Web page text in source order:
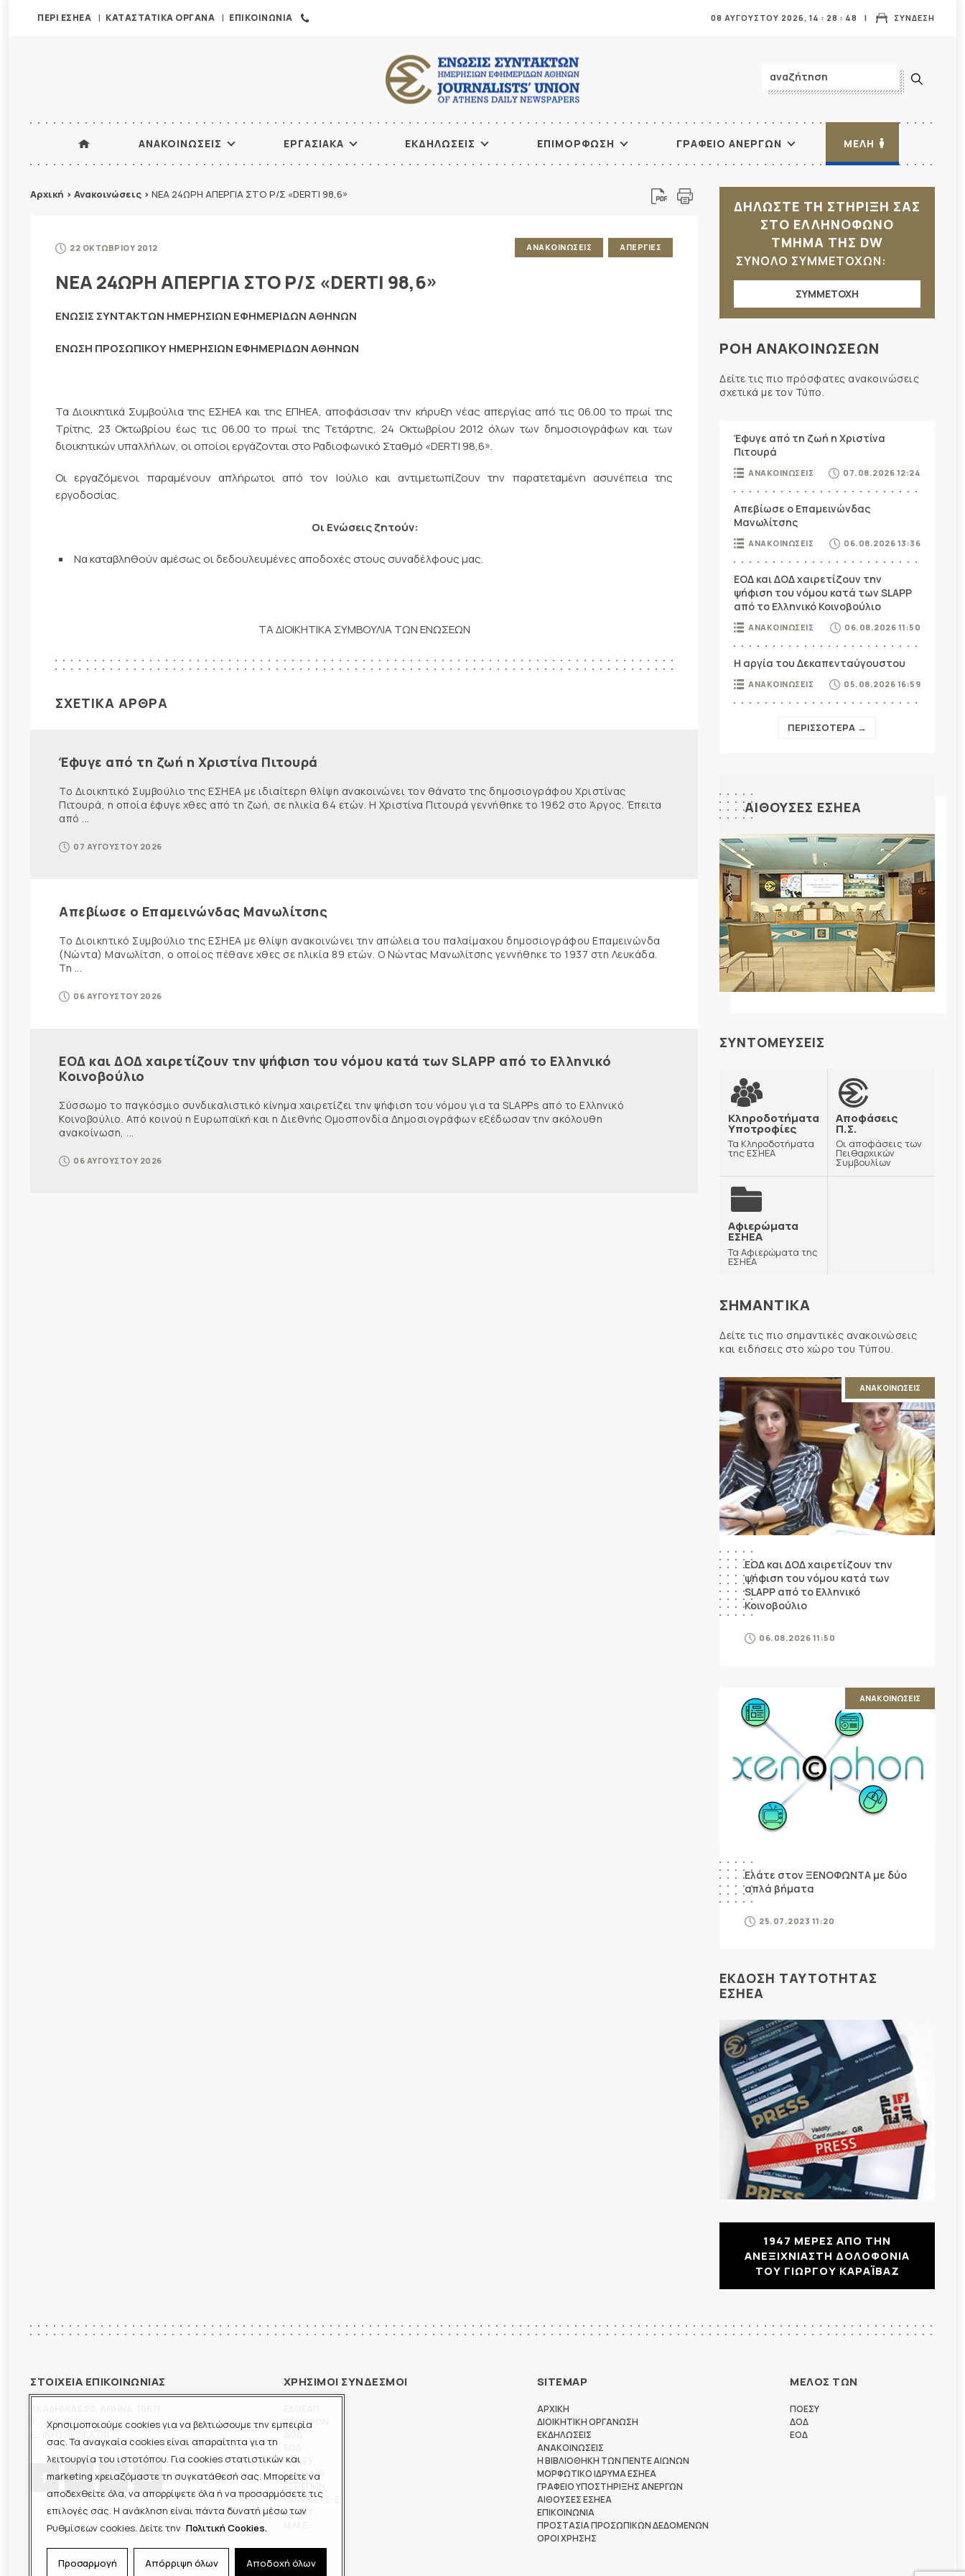
Χρησιμοποιούμε cookies για να βελτιώσουμε την εμπειρία
σας. Τα αναγκαία cookies είναι απαραίτητα για τη
λειτουργία του ιστοτόπου. Για cookies στατιστικών και
marketing χρειαζόμαστε τη συγκατάθεσή σας. Μπορείτε να
αποδεχθείτε όλα, να απορρίψετε όλα ή να προσαρμόσετε τις
επιλογές σας. Η ανάκληση είναι πάντα δυνατή μέσω των
Ρυθμίσεων cookies. Δείτε την Πολιτική Cookies.
Προσαρμογή Απόρριψη όλων Αποδοχή όλων
ΠΕΡΙ ΕΣΗΕΑ ΚΑΤΑΣΤΑΤΙΚΑ ΟΡΓΑΝΑ ΕΠΙΚΟΙΝΩΝΙΑ ΣΥΝΔΕΣΗ
08 ΑΥΓΟΥΣΤΟΥ 2026, 14 : 28 : 49
ΑΝΑΚΟΙΝΩΣΕΙΣ ΕΡΓΑΣΙΑΚΑ ΕΚΔΗΛΩΣΕΙΣ ΕΠΙΜΟΡΦΩΣΗ ΓΡΑΦΕΙΟ ΑΝΕΡΓΩΝ ΜΕΛΗ
Αρχική > Ανακοινώσεις > ΝΕΑ 24ΩΡΗ ΑΠΕΡΓΙΑ ΣΤΟ Ρ/Σ «DERTI 98,6»
22 ΟΚΤΩΒΡΙΟΥ 2012 ΑΝΑΚΟΙΝΩΣΕΙΣ ΑΠΕΡΓΙΕΣ
ΝΕΑ 24ΩΡΗ ΑΠΕΡΓΙΑ ΣΤΟ Ρ/Σ «DERTI 98,6»
ΕΝΩΣΙΣ ΣΥΝΤΑΚΤΩΝ ΗΜΕΡΗΣΙΩΝ ΕΦΗΜΕΡΙΔΩΝ ΑΘΗΝΩΝ
ΕΝΩΣΗ ΠΡΟΣΩΠΙΚΟΥ ΗΜΕΡΗΣΙΩΝ ΕΦΗΜΕΡΙΔΩΝ ΑΘΗΝΩΝ
Τα Διοικητικά Συμβούλια της ΕΣΗΕΑ και της ΕΠΗΕΑ, αποφάσισαν την κήρυξη νέας απεργίας από τις 06.00 το πρωί της
Τρίτης, 23 Οκτωβρίου έως τις 06.00 το πρωί της Τετάρτης, 24 Οκτωβρίου 2012 όλων των δημοσιογράφων και των
διοικητικών υπαλλήλων, οι οποίοι εργάζονται στο Ραδιοφωνικό Σταθμό «DERTI 98,6».
Οι εργαζόμενοι παραμένουν απλήρωτοι από τον Ιούλιο και αντιμετωπίζουν την παρατεταμένη ασυνέπεια της
εργοδοσίας.
Οι Ενώσεις ζητούν:
Να καταβληθούν αμέσως οι δεδουλευμένες αποδοχές στους συναδέλφους μας.
ΤΑ ΔΙΟΙΚΗΤΙΚΑ ΣΥΜΒΟΥΛΙΑ ΤΩΝ ΕΝΩΣΕΩΝ
ΣΧΕΤΙΚΑ ΑΡΘΡΑ
Έφυγε από τη ζωή η Χριστίνα Πιτουρά
Το Διοικητικό Συμβούλιο της ΕΣΗΕΑ με ιδιαίτερη θλίψη ανακοινώνει τον θάνατο της δημοσιογράφου Χριστίνας
Πιτουρά, η οποία έφυγε χθες από τη ζωή, σε ηλικία 64 ετών. Η Χριστίνα Πιτουρά γεννήθηκε το 1962 στο Άργος. Έπειτα
από ...
07 ΑΥΓΟΥΣΤΟΥ 2026
Απεβίωσε ο Επαμεινώνδας Μανωλίτσης
Το Διοικητικό Συμβούλιο της ΕΣΗΕΑ με θλίψη ανακοινώνει την απώλεια του παλαίμαχου δημοσιογράφου Επαμεινώνδα
(Νώντα) Μανωλίτση, ο οποίος πέθανε χθες σε ηλικία 89 ετών. Ο Νώντας Μανωλίτσης γεννήθηκε το 1937 στη Λευκάδα.
Τη ...
06 ΑΥΓΟΥΣΤΟΥ 2026
ΕΟΔ και ΔΟΔ χαιρετίζουν την ψήφιση του νόμου κατά των SLAPP από το Ελληνικό
Κοινοβούλιο
Σύσσωμο το παγκόσμιο συνδικαλιστικό κίνημα χαιρετίζει την ψήφιση του νόμου για τα SLAPPs από το Ελληνικό
Κοινοβούλιο. Από κοινού η Ευρωπαϊκή και η Διεθνής Ομοσπονδία Δημοσιογράφων εξέδωσαν την ακόλουθη
ανακοίνωση, ...
06 ΑΥΓΟΥΣΤΟΥ 2026
ΔΗΛΩΣΤΕ ΤΗ ΣΤΗΡΙΞΗ ΣΑΣ
ΣΤΟ ΕΛΛΗΝΟΦΩΝΟ
ΤΜΗΜΑ ΤΗΣ DW
ΣΥΝΟΛΟ ΣΥΜΜΕΤΟΧΩΝ:
ΣΥΜΜΕΤΟΧΗ
ΡΟΗ ΑΝΑΚΟΙΝΩΣΕΩΝ
Δείτε τις πιο πρόσφατες ανακοινώσεις
σχετικά με τον Τύπο.
Έφυγε από τη ζωή η Χριστίνα
Πιτουρά
ΑΝΑΚΟΙΝΩΣΕΙΣ 07.08.2026 12:24
Απεβίωσε ο Επαμεινώνδας
Μανωλίτσης
ΑΝΑΚΟΙΝΩΣΕΙΣ 06.08.2026 13:36
ΕΟΔ και ΔΟΔ χαιρετίζουν την
ψήφιση του νόμου κατά των SLAPP
από το Ελληνικό Κοινοβούλιο
ΑΝΑΚΟΙΝΩΣΕΙΣ 06.08.2026 11:50
Η αργία του Δεκαπενταύγουστου
ΑΝΑΚΟΙΝΩΣΕΙΣ 05.08.2026 16:59
ΠΕΡΙΣΣΟΤΕΡΑ →
ΑΙΘΟΥΣΕΣ ΕΣΗΕΑ
ΣΥΝΤΟΜΕΥΣΕΙΣ
Κληροδοτήματα
Υποτροφίες
Τα Κληροδοτήματα
της ΕΣΗΕΑ
Αποφάσεις
Π.Σ.
Οι αποφάσεις των
Πειθαρχικών
Συμβουλίων
Αφιερώματα
ΕΣΗΕΑ
Τα Αφιερώματα της
ΕΣΗΕΑ
ΣΗΜΑΝΤΙΚΑ
Δείτε τις πιο σημαντικές ανακοινώσεις
και ειδήσεις στο χώρο του Τύπου.
ΑΝΑΚΟΙΝΩΣΕΙΣ
ΕΟΔ και ΔΟΔ χαιρετίζουν την
ψήφιση του νόμου κατά των
SLAPP από το Ελληνικό
Κοινοβούλιο
06.08.2026 11:50
ΑΝΑΚΟΙΝΩΣΕΙΣ
Ελάτε στον ΞΕΝΟΦΩΝΤΑ με δύο
απλά βήματα
25.07.2023 11:20
ΕΚΔΟΣΗ ΤΑΥΤΟΤΗΤΑΣ
ΕΣΗΕΑ
1947 ΜΕΡΕΣ ΑΠΟ ΤΗΝ
ΑΝΕΞΙΧΝΙΑΣΤΗ ΔΟΛΟΦΟΝΙΑ
ΤΟΥ ΓΙΩΡΓΟΥ ΚΑΡΑΪΒΑΖ
ΣΤΟΙΧΕΙΑ ΕΠΙΚΟΙΝΩΝΙΑΣ
210-3675400
ΧΡΗΣΙΜΟΙ ΣΥΝΔΕΣΜΟΙ
ΞΕΝΟΦΩΝ
ΠΟΕΣΥ
ΕΣΗΕΜ-Θ
ΕΣΗΕΘΣΤΕ-Ε
ΕΣΠΗΤ
SITEMAP
ΑΡΧΙΚΗ
ΔΙΟΙΚΗΤΙΚΗ ΟΡΓΑΝΩΣΗ
ΕΚΔΗΛΩΣΕΙΣ
ΑΝΑΚΟΙΝΩΣΕΙΣ
Η ΒΙΒΛΙΟΘΗΚΗ ΤΩΝ ΠΕΝΤΕ ΑΙΩΝΩΝ
ΜΟΡΦΩΤΙΚΟ ΙΔΡΥΜΑ ΕΣΗΕΑ
ΓΡΑΦΕΙΟ ΥΠΟΣΤΗΡΙΞΗΣ ΑΝΕΡΓΩΝ
ΑΙΘΟΥΣΕΣ ΕΣΗΕΑ
ΕΠΙΚΟΙΝΩΝΙΑ
ΠΡΟΣΤΑΣΙΑ ΠΡΟΣΩΠΙΚΩΝ ΔΕΔΟΜΕΝΩΝ
ΟΡΟΙ ΧΡΗΣΗΣ
ΜΕΛΟΣ ΤΩΝ
ΠΟΕΣΥ
ΔΟΔ
ΕΟΔ